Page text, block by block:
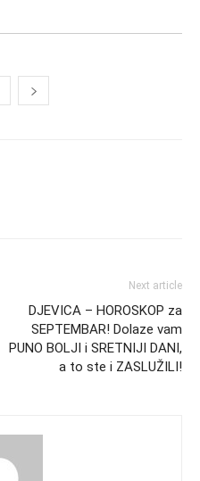
Next article
DJEVICA – HOROSKOP za
SEPTEMBAR! Dolaze vam
PUNO BOLJI i SRETNIJI DANI,
a to ste i ZASLUŽILI!